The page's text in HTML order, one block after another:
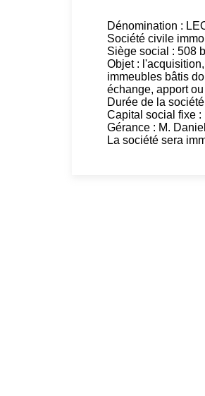
Dénomination :
Société civile
Siège social : 508
Objet :
immeubles bâtis
échange, apport
Durée de la
Capital social fixe :
Gérance : M.
La société sera